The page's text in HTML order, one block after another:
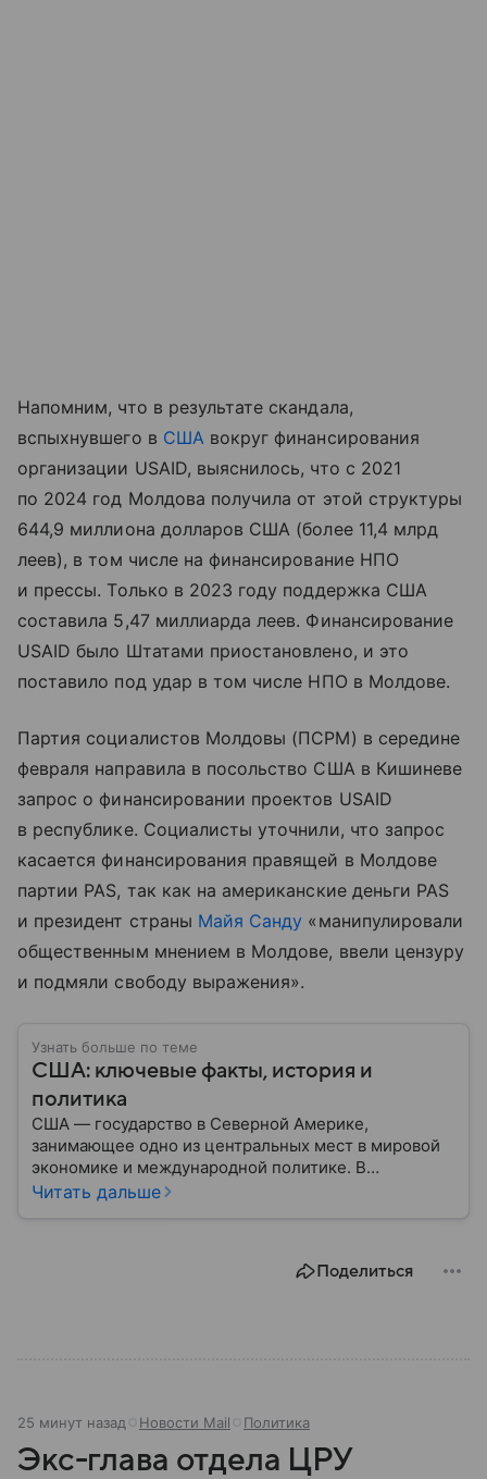
Напомним, что в результате скандала,
вспыхнувшего в США вокруг финансирования
организации USAID, выяснилось, что с 2021
по 2024 год Молдова получила от этой структуры
644,9 миллиона долларов США (более 11,4 млрд
леев), в том числе на финансирование НПО
и прессы. Только в 2023 году поддержка США
составила 5,47 миллиарда леев. Финансирование
USAID было Штатами приостановлено, и это
поставило под удар в том числе НПО в Молдове.
Партия социалистов Молдовы (ПСРМ) в середине
февраля направила в посольство США в Кишиневе
запрос о финансировании проектов USAID
в республике. Социалисты уточнили, что запрос
касается финансирования правящей в Молдове
партии PAS, так как на американские деньги PAS
и президент страны Майя Санду «манипулировали
общественным мнением в Молдове, ввели цензуру
и подмяли свободу выражения».
Узнать больше по теме
США: ключевые факты, история и
политика
США — государство в Северной Америке,
занимающее одно из центральных мест в мировой
экономике и международной политике. В
материале — основные сведения об этой стране.
Читать дальше
Поделиться
25 минут назад Новости Mail Политика
Экс-глава отдела ЦРУ